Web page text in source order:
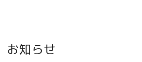
お知らせ